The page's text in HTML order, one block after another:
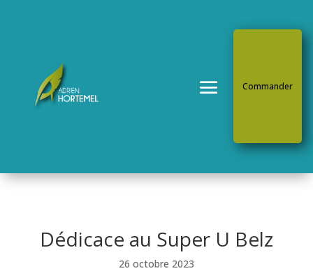
Commander
Dédicace au Super U Belz
26 octobre 2023